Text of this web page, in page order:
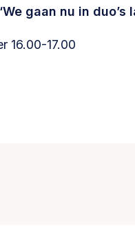
gaan nu in
16.00-17.00